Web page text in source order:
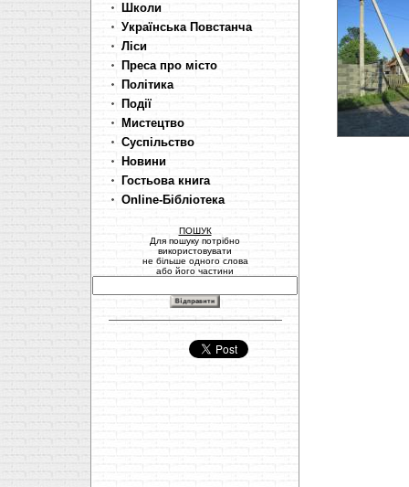
Школи
Українська Повстанча
Ліси
Преса про місто
Політика
Події
Мистецтво
Суспільство
Новини
Гостьова книга
Online-Бібліотека
ПОШУК
Для пошуку потрібно
використовувати
не більше одного слова
або його частини